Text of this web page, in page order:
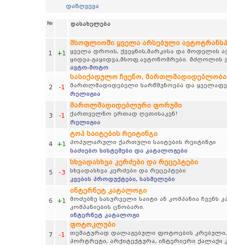
დაზღვევა
№ დასახელება
1 +1
მსოფლიოში ყველა არსებული
ყველა დროის, ქვეყნის,მარკისა და მოდელის
ყიდვა-გაყიდვა,მსოფ.ავტონომრები. მძღოლის
ავტო-მოტო
2 -1
სასიქადულო ჩვენო,
მართლმადიდებელი სარწმუნოება და
რელიგია
3 -1
მართლმადიდებლური ფორუმი
ქართველნო ერთად ღვთისაკენ!
რელიგია
4 +1
ტოპ საიტების რეიტინგი
პოპულარული ქართული საიტების რეიტინგი
საძიებო სისტემები და კატალოგები
5 -3
სხვადასხვა კერძები და რეცეპტები
სხვადასხვა კერძები და რეცეპტები
კვების პროდუქტები, სასმელები
6 +1
ინტერნეტ კატალოგი
მოძებნე სასურველი საიტი ან კომპანია
კომპანიების ცნობარი.
ინტერნეტ კატალოგი
7 -1
ფოტოკლუბი
თემატურად დალაგებული ფოტოების კრებული,
პორტრეტი, არქიტექტურა, ინტერიერი ქალაქი